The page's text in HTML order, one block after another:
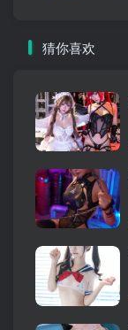
猜你喜欢